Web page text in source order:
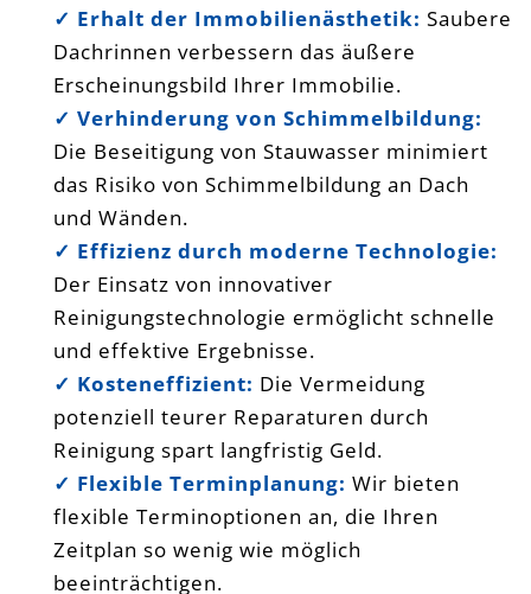
✓ Erhalt der Immobilienästhetik: Saubere
Dachrinnen verbessern das äußere
Erscheinungsbild Ihrer Immobilie.
✓ Verhinderung von Schimmelbildung:
Die Beseitigung von Stauwasser minimiert
das Risiko von Schimmelbildung an Dach
und Wänden.
✓ Effizienz durch moderne Technologie:
Der Einsatz von innovativer
Reinigungstechnologie ermöglicht schnelle
und effektive Ergebnisse.
✓ Kosteneffizient: Die Vermeidung
potenziell teurer Reparaturen durch
Reinigung spart langfristig Geld.
✓ Flexible Terminplanung: Wir bieten
flexible Terminoptionen an, die Ihren
Zeitplan so wenig wie möglich
beeinträchtigen.